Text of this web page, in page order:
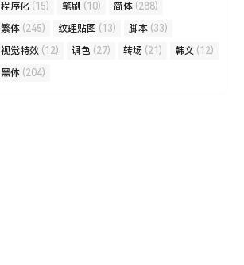
程序化 (15) 笔刷 (10) 简体 (288)
繁体 (245) 纹理贴图 (13) 脚本 (33)
视觉特效 (12) 调色 (27) 转场 (21) 韩文 (12)
黑体 (204)